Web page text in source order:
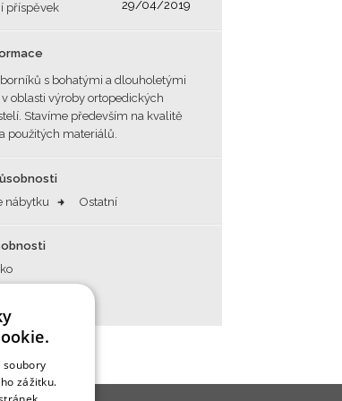
příspěvek 29/04/2019
s bohatými a dlouholetými
oblasti výroby ortopedických
Stavíme především na kvalitě
použitých materiálů.
nábytku
Ostatní
soubory
zážitku.